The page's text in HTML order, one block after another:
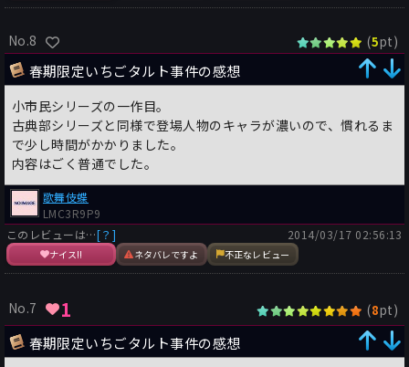
No.8 (5pt)
春期限定いちごタルト事件の感想
小市民シリーズの一作目。
古典部シリーズと同様で登場人物のキャラが濃いので、慣れるま
で少し時間がかかりました。
内容はごく普通でした。
歌舞伎蝶
LMC3R9P9
このレビューは…[？]
ナイス!! ネタバレですよ 不正なレビュー
2014/03/17 02:56:13
No.7 1 (8pt)
春期限定いちごタルト事件の感想